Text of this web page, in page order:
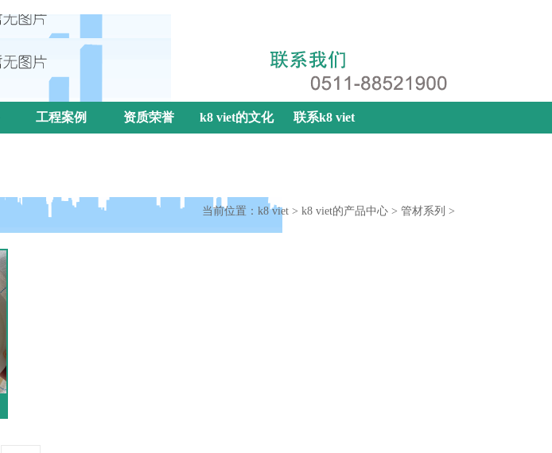
工程案例 资质荣誉 k8 viet的文化 联系k8 viet
当前位置： k8 viet > k8 viet的产品中心 > 管材系列 >